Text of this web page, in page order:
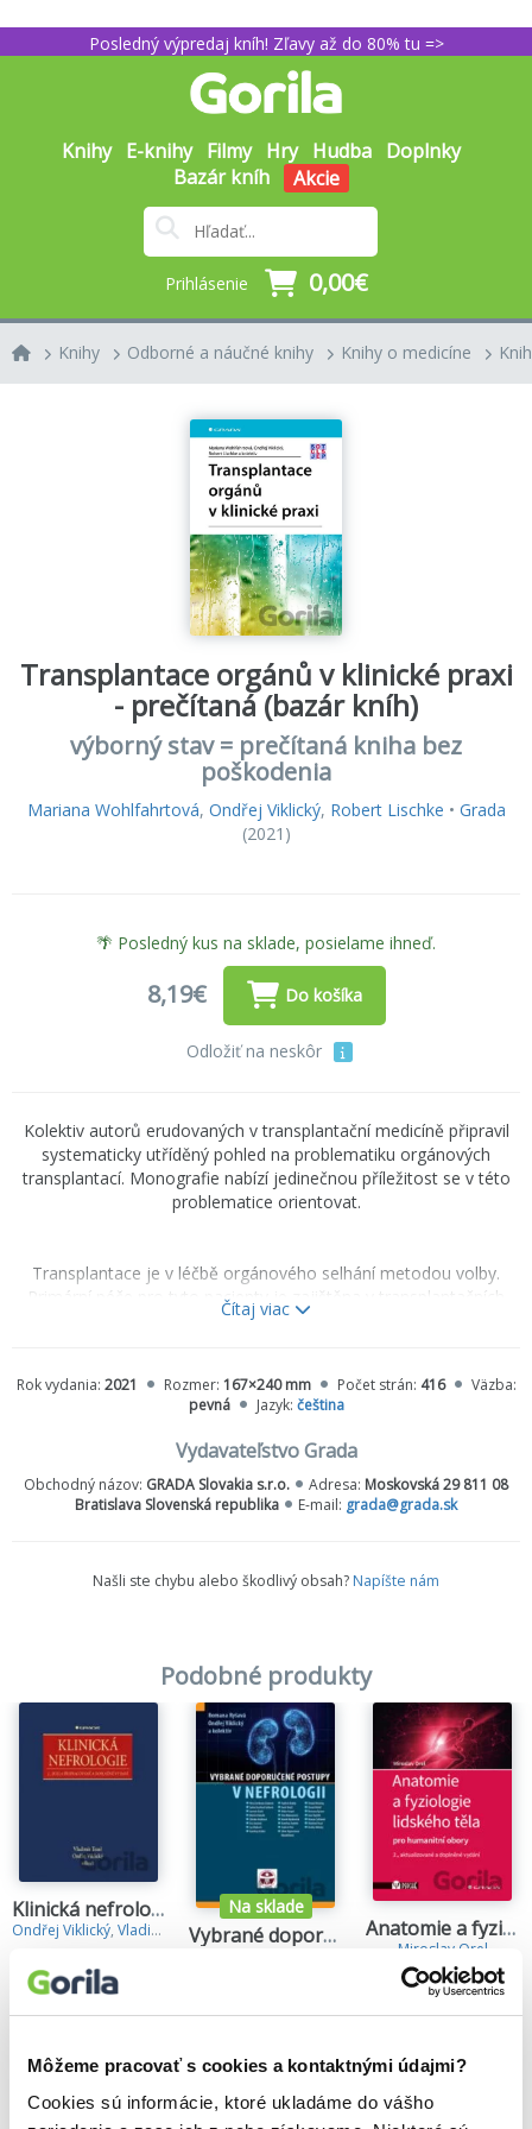
Môžeme pracovať s cookies a kontaktnými údajmi?
Cookies sú informácie, ktoré ukladáme do vášho
Posledný výpredaj kníh! Zľavy až do 80% tu =>
Knihy E-knihy Filmy Hry Hudba Doplnky
Bazár kníh
Akcie
Prihlásenie 0,00€
Knihy Odborné a náučné knihy Knihy o medicíne
Transplantace orgánů v klinické praxi
- prečítaná (bazár kníh)
výborný stav = prečítaná kniha bez
poškodenia
Mariana Wohlfahrtová, Ondřej Viklický, Robert Lischke • Grada
(2021)
🌴 Posledný kus na sklade, posielame ihneď.
8,19€ Do košíka
Odložiť na neskôr
Kolektiv autorů erudovaných v transplantační medicíně připravil
systematicky utříděný pohled na problematiku orgánových
transplantací. Monografie nabízí jedinečnou příležitost se v této
problematice orientovat.
Transplantace je v léčbě orgánového selhání metodou volby.
Primární péče pro tyto pacienty je zajištěna v transplantačních
centrech, ale vzhledem k narůstajícímu počtu těchto výkonů a
centra. Kolektiv autorů erudovaných v transplantační medicíně
připravil systematicky utříděný pohled na problematiku
orgánových transplantací. Monografie nabízí jedinečnou
příležitost orientovat se v problematice orgánových transplantací.
Cenné informace může publikace poskytnout také lékařům
začínajícím v oboru transplantační medicíny, zdravotním sestrám
Čítaj viac
Rok vydania: 2021 Rozmer: 167×240 mm Počet strán: 416
Väzba:
pevná
Jazyk: čeština
Vydavateľstvo Grada
Obchodný názov: GRADA Slovakia s.r.o. Adresa: Moskovská 29 811 08
Bratislava Slovenská republika
E-mail: grada@grada.sk
Našli ste chybu alebo škodlivý obsah? Napíšte nám
Podobné produkty
Klinická nefrologie
Ondřej Viklický, Vladimír Tesař ,
Na sklade
Vybrané doporučené postupy v nefrologii Anatomie a fyziologie lidského těla
Miroslav Orel
24,10€